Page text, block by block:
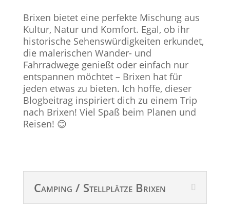
Brixen bietet eine perfekte Mischung aus
Kultur, Natur und Komfort. Egal, ob ihr
historische Sehenswürdigkeiten erkundet,
die malerischen Wander- und
Fahrradwege genießt oder einfach nur
entspannen möchtet – Brixen hat für
jeden etwas zu bieten. Ich hoffe, dieser
Blogbeitrag inspiriert dich zu einem Trip
nach Brixen! Viel Spaß beim Planen und
Reisen! 😊
Camping / Stellplätze Brixen